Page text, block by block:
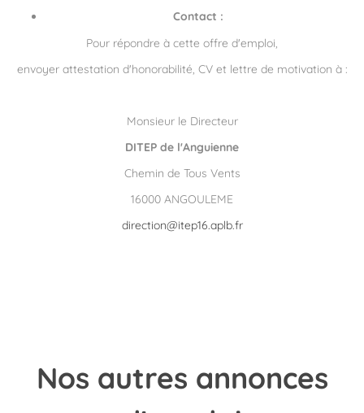
Contact :
Pour répondre à cette offre d'emploi,
envoyer attestation d'honorabilité, CV et lettre de motivation à :
Monsieur le Directeur
DITEP de l'Anguienne
Chemin de Tous Vents
16000 ANGOULEME
direction@itep16.aplb.fr
Nos autres annonces